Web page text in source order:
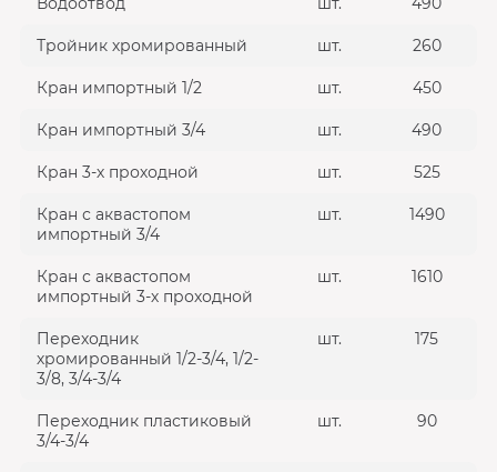
Тройник хромированный шт. 260
Кран импортный 1/2 шт. 450
Кран импортный 3/4 шт. 490
Кран 3-х проходной шт. 525
Кран с аквастопом
импортный 3/4
шт. 1490
Кран с аквастопом
импортный 3-х проходной
шт. 1610
Переходник
хромированный 1/2-3/4, 1/2-
3/8, 3/4-3/4
шт. 175
Переходник пластиковый
3/4-3/4
шт. 90